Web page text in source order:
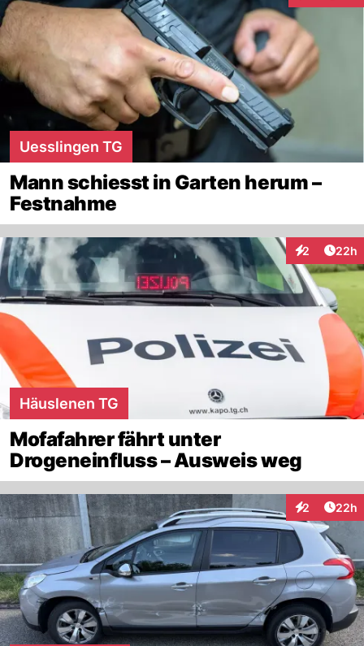
Uesslingen TG
Mann schiesst in Garten herum –
Festnahme
2
Interaktionen
22h
Häuslenen TG
Mofafahrer fährt unter
Drogeneinfluss – Ausweis weg
2
Interaktionen
22h